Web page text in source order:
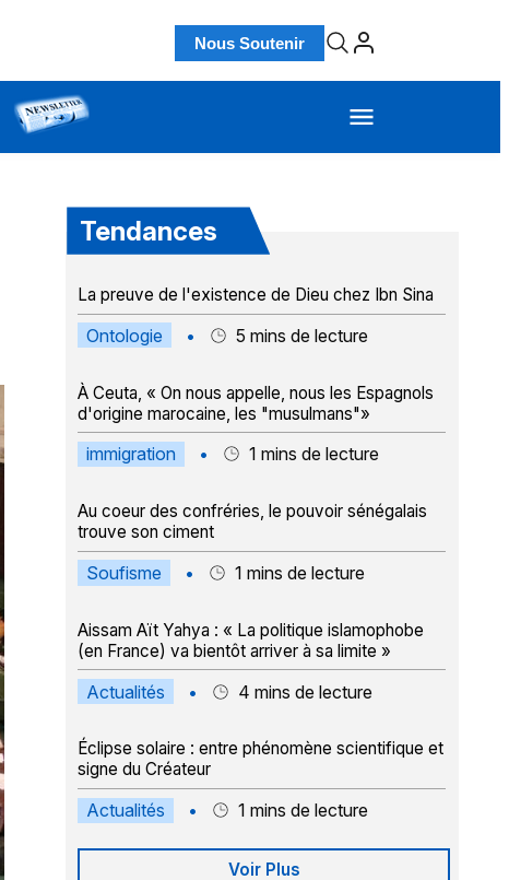
Nous Soutenir
Tendances
La preuve de l'existence de Dieu chez Ibn Sina
Ontologie • 5 mins de lecture
À Ceuta, « On nous appelle, nous les Espagnols
d'origine marocaine, les "musulmans"»
immigration • 1 mins de lecture
Au coeur des confréries, le pouvoir sénégalais
trouve son ciment
Soufisme • 1 mins de lecture
Aissam Aït Yahya : « La politique islamophobe
(en France) va bientôt arriver à sa limite »
Actualités • 4 mins de lecture
Éclipse solaire : entre phénomène scientifique et
signe du Créateur
Actualités • 1 mins de lecture
Voir Plus